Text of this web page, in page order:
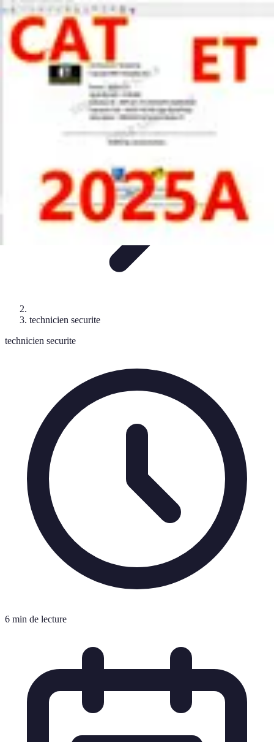
Technicien Sécurité
technicien securiteTendancesStratégies
Client
Technicien Sécurité
technicien securite
technicien securite
6 min de lecture